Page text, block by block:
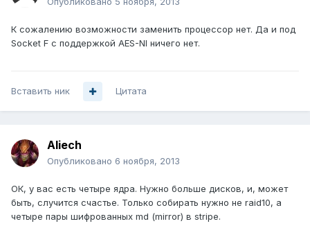
К сожалению возможности заменить процессор нет. Да и под
Socket F с поддержкой AES-NI ничего нет.
Вставить ник Цитата
Aliech
Опубликовано 6 ноября, 2013
ОК, у вас есть четыре ядра. Нужно больше дисков, и, может
быть, случится счастье. Только собирать нужно не raid10, а
четыре пары шифрованных md (mirror) в stripe.